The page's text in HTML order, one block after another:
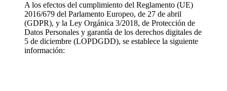
A los efectos del cumplimiento del Reglamento (UE)
2016/679 del Parlamento Europeo, de 27 de abril
(GDPR), y la Ley Orgánica 3/2018, de Protección de
Datos Personales y garantía de los derechos digitales de
5 de diciembre (LOPDGDD), se establece la siguiente
información: